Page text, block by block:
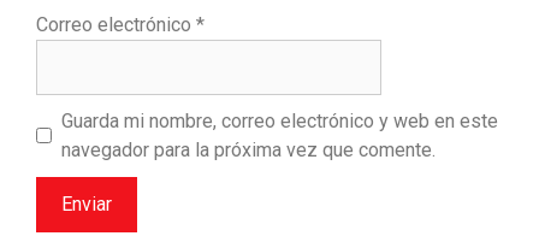
Correo electrónico *
Guarda mi nombre, correo electrónico y web en este
navegador para la próxima vez que comente.